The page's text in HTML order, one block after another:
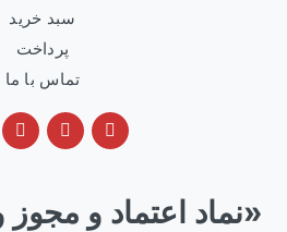
سبد خرید
پرداخت
تماس با ما
«نماد اعتماد و